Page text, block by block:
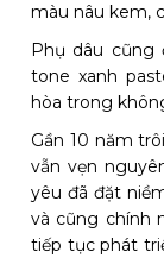
màu nâu kem,
Phụ dâu cũng
tone xanh
hòa trong
Gần 10 năm
vẫn vẹn
yêu đã đặt
và cũng chính
tiếp tục phát